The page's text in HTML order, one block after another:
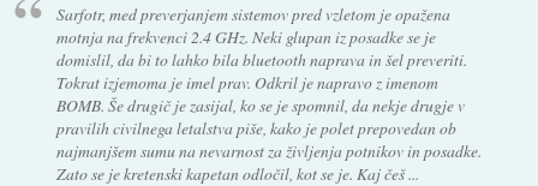
Sarfotr, med preverjanjem sistemov pred vzletom je opažena
motnja na frekvenci 2.4 GHz. Neki glupan iz posadke se je
domislil, da bi to lahko bila bluetooth naprava in šel preveriti.
Tokrat izjemoma je imel prav. Odkril je napravo z imenom
BOMB. Še drugič je zasijal, ko se je spomnil, da nekje drugje v
pravilih civilnega letalstva piše, kako je polet prepovedan ob
najmanjšem sumu na nevarnost za življenja potnikov in posadke.
Zato se je kretenski kapetan odločil, kot se je. Kaj češ ...